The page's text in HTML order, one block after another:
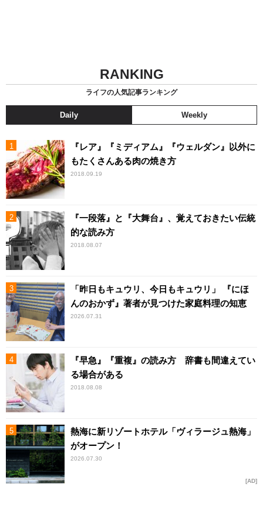
RANKING
ライフの人気記事ランキング
Daily Weekly
『レア』『ミディアム』『ウェルダン』以外に
もたくさんある肉の焼き方
2018.09.19
『一段落』と『大舞台』、覚えておきたい伝統
的な読み方
2018.08.07
「昨日もキュウリ、今日もキュウリ」 『にほ
んのおかず』著者が見つけた家庭料理の知恵
2026.07.31
『早急』『重複』の読み方 辞書も間違えてい
る場合がある
2018.08.08
熱海に新リゾートホテル「ヴィラージュ熱海」
がオープン！
2026.07.30
AD